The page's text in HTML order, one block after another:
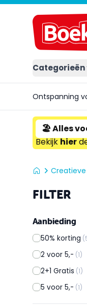
Categorieën
Ontspanning
🏖️ Alles
Bekijkhier
FILTER
Aanbieding
50% korting
2 voor 5,- (1)
2+1 Gratis (1)
5 voor 5,- (1)